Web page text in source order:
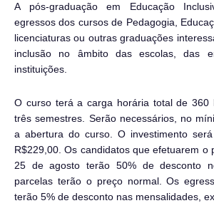
A pós-graduação em Educação
egressos dos cursos de Pedagogia,
licenciaturas ou outras graduações
inclusão no âmbito das escolas, das
instituições.
O curso terá a carga horária total de 360
três semestres. Serão necessários, no
a abertura do curso. O investimento
R$229,00. Os candidatos que efetuarem o
25 de agosto terão 50% de desconto
parcelas terão o preço normal. Os
terão 5% de desconto nas mensalidades,